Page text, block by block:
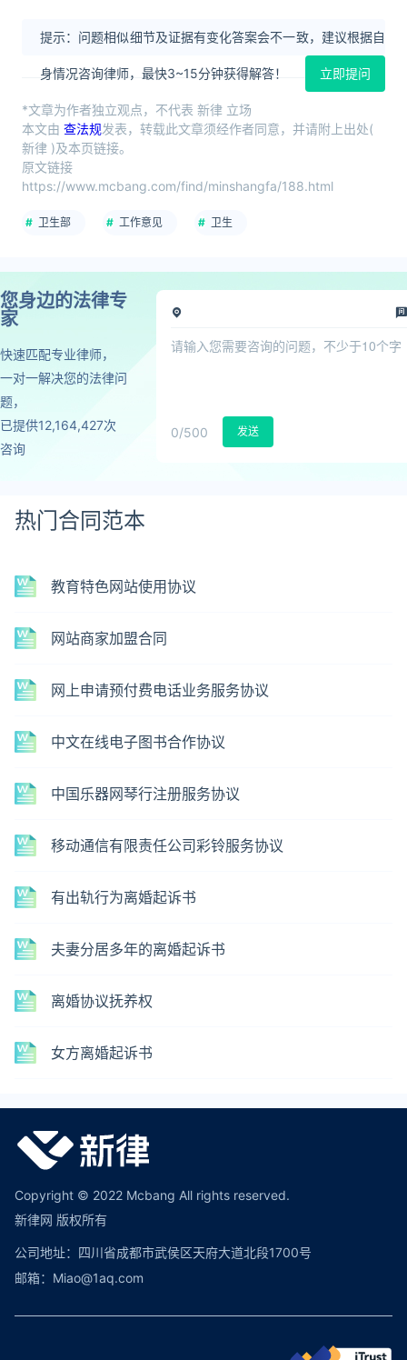
提示：问题相似细节及证据有变化答案会不一致，建议根据自
身情况咨询律师，最快3~15分钟获得解答！ 立即提问
*文章为作者独立观点，不代表 新律 立场
本文由 查法规发表，转载此文章须经作者同意，并请附上出处(
新律 )及本页链接。
原文链接
https://www.mcbang.com/find/minshangfa/188.html
卫生部 工作意见 卫生
您身边的法律专
家
快速匹配专业律师，
一对一解决您的法律问
题，
已提供12,164,427次
咨询
0/500 发送
热门合同范本
教育特色网站使用协议
网站商家加盟合同
网上申请预付费电话业务服务协议
中文在线电子图书合作协议
中国乐器网琴行注册服务协议
移动通信有限责任公司彩铃服务协议
有出轨行为离婚起诉书
夫妻分居多年的离婚起诉书
离婚协议抚养权
女方离婚起诉书
Copyright © 2022 Mcbang All rights reserved.
新律网 版权所有
公司地址：四川省成都市武侯区天府大道北段1700号
邮箱：Miao@1aq.com